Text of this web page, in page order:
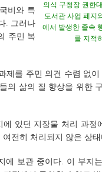
의식 구청장 권한
도서관 사업 폐지
에서 발생한 졸속
를 지적
비와 특
. 그러나
주민 복
제를 주민 의견 수렴 없
의 삶의 질 향상을 위한
있던 지장물 처리 과정
전히 처리되지 않은 상태
에 보관 중이다. 이 부지